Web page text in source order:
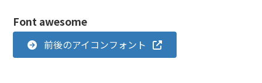
Font awesome
前後のアイコンフォント